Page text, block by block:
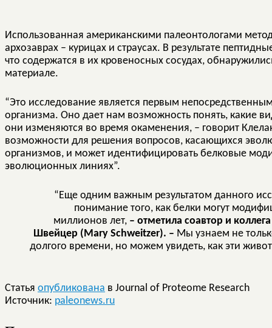
Использованная американскими палеонтологами
архозаврах – курицах и страусах. В результате
что содержатся в их кровеносных сосудах,
материале.
“Это исследование является первым
организма. Оно дает нам возможность понять, какие
они изменяются во время окаменения, – говорит
возможности для решения вопросов, касающихся
организмов, и может идентифицировать белковые
эволюционных линиях”.
“Еще одним важным результатом данного
понимание того, как белки могут
миллионов лет, – отметила соавтор и
Швейцер (Mary Schweitzer). – Мы узнаем не
долгого времени, но можем увидеть, как эти
Статья опубликована в Journal of Proteome Research
Источник: paleonews.ru